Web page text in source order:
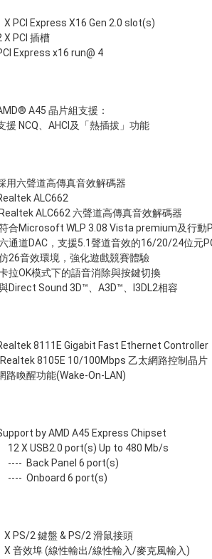
X PCI Express X16 Gen 2.0 slot(s)
X PCI 插槽
Express x16 run@ 4
A45 晶片組支援：
援 NCQ、AHCI及「熱插拔」功能
用六聲道高傳真音效解碼器
ALC662
ALC662 六聲道高傳真音效解碼器
符合Microsoft WLP 3.08 Vista premium及行動
六通道DAC，支援5.1聲道音效的16/20/24位元
仿26音效環境，強化遊戲競賽體驗
卡拉OK模式下的語音消除與按鍵切換
與Direct Sound 3D™、A3D™、I3DL2相容
8111E Gigabit Fast Ethernet Controller
8105E 10/100Mbps 乙太網路控制晶片
路喚醒功能(Wake-On-LAN)
by AMD A45 Express Chipset
12 X USB2.0 port(s) Up to 480 Mb/s
---- Back Panel 6 port(s)
---- Onboard 6 port(s)
X PS/2 鍵盤 & PS/2 滑鼠接頭
X 音效埠 (線性輸出/線性輸入/麥克風輸入)